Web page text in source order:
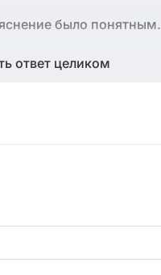
Поставь лайк, если
ответ целиком